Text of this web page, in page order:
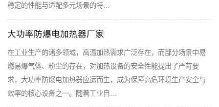
稳定的性能与适配多元场景的特…
大功率防爆电加热器厂家
在工业生产的诸多领域，高温加热需求广泛存在，而部分场景中易
燃易爆气体、粉尘的存在，对加热设备的安全性能提出了严苛要
求，大功率防爆电加热器应运而生，成为保障高危环境生产安全与
效率的核心设备之一。随着工业自…